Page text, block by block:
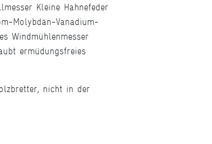
Kleine Hahnefeder
Molybdän-Vanadium-
Windmühlenmesser
ermüdungsfreies
nicht in der